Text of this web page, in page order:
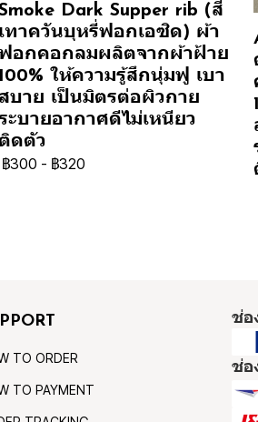
Dark Supper rib (สี
เทาควันบุหรี่ฟอกเอซิด) ผ้า
อกคอกลมผลิตจากผ้าฝ้าย
100% ให้ความรู้สึกนุ่มฟู เบา
สบาย เป็นมิตรต่อผิวกาย
ะบายอากาศดีไม่เหนียว
ดตัว
฿300 - ฿320
TO ORDER
TO PAYMENT
ช่อ
ช่อ